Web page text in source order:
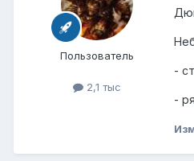
Пользователь
2,1 тыс
-
-